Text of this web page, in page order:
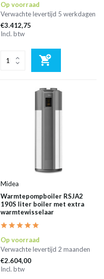
Op voorraad
Verwachte levertijd 5 werkdagen
€3.412,75
Incl. btw
Midea
Warmtepompboiler RSJA2
190S liter boiler met extra
warmtewisselaar
Op voorraad
Verwachte levertijd 2 maanden
€2.604,00
Incl. btw